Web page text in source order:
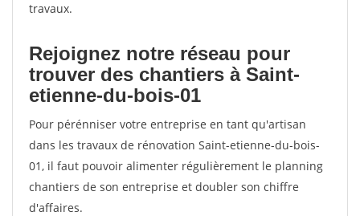
travaux.
Rejoignez notre réseau pour
trouver des chantiers à Saint-
etienne-du-bois-01
Pour pérénniser votre entreprise en tant qu'artisan
dans les travaux de rénovation Saint-etienne-du-bois-
01, il faut pouvoir alimenter régulièrement le planning
chantiers de son entreprise et doubler son chiffre
d'affaires.